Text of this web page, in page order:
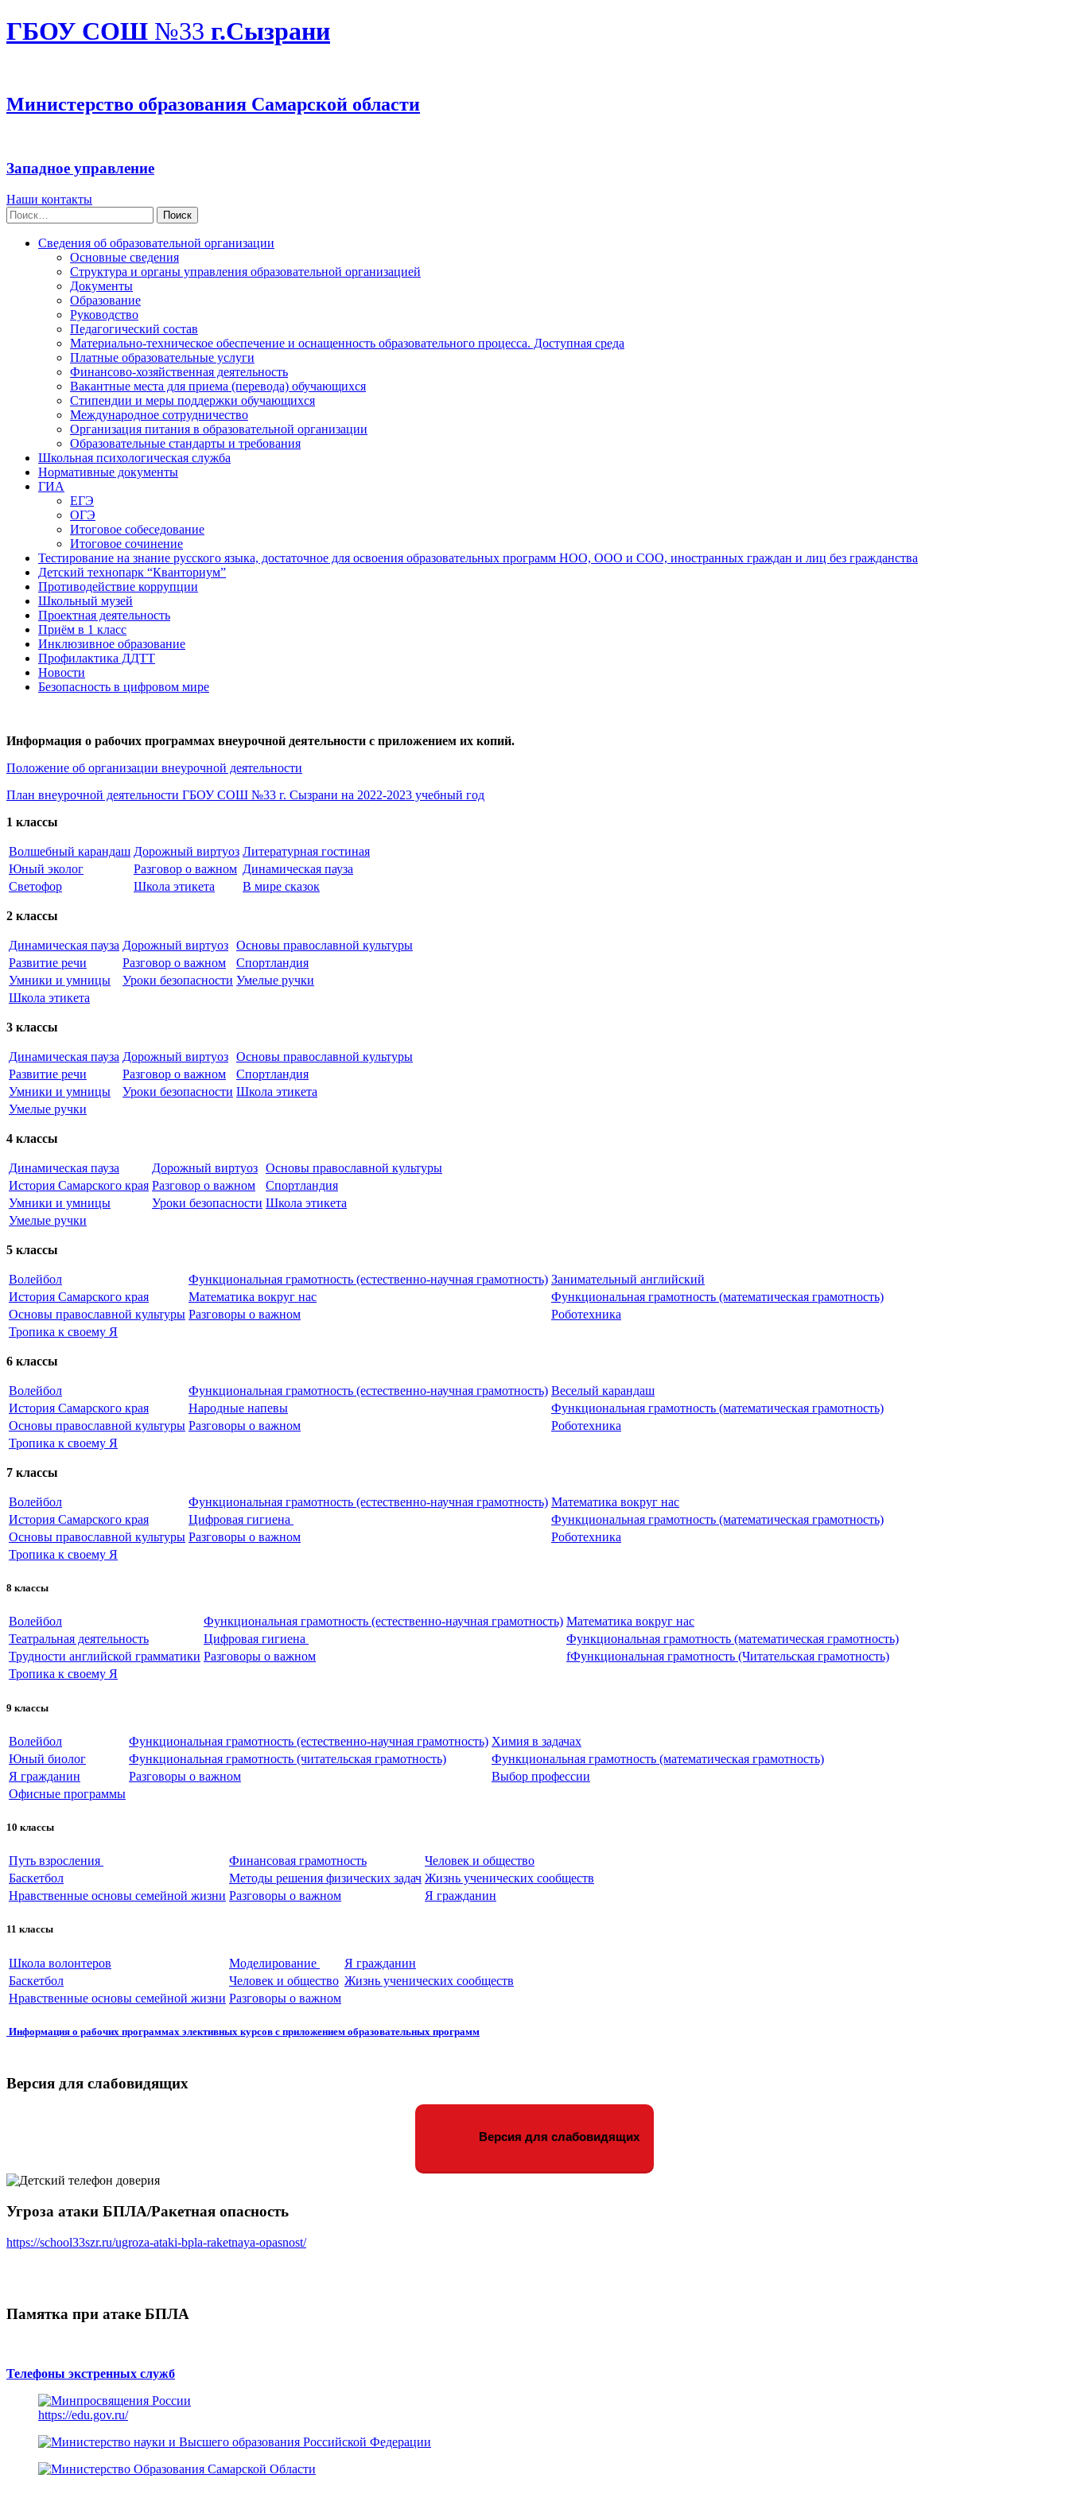
ГБОУ СОШ №33 г.Сызрани
Министерство образования Самарской области
Западное управление
Наши контакты
Найти:
Сведения об образовательной организации
Основные сведения
Структура и органы управления образовательной организацией
Документы
Образование
Руководство
Педагогический состав
Материально-техническое обеспечение и оснащенность образовательного процесса. Доступная среда
Платные образовательные услуги
Финансово-хозяйственная деятельность
Вакантные места для приема (перевода) обучающихся
Стипендии и меры поддержки обучающихся
Международное сотрудничество
Организация питания в образовательной организации
Образовательные стандарты и требования
Школьная психологическая служба
Нормативные документы
ГИА
ЕГЭ
ОГЭ
Итоговое собеседование
Итоговое сочинение
Тестирование на знание русского языка, достаточное для освоения образовательных программ НОО, ООО и СОО, иностранных граждан и лиц без гражданства
Детский технопарк “Кванториум”
Противодействие коррупции
Школьный музей
Проектная деятельность
Приём в 1 класс
Инклюзивное образование
Профилактика ДДТТ
Новости
Безопасность в цифровом мире
Информация о рабочих программах внеурочной деятельности с приложением их копий.
Положение об организации внеурочной деятельности
План внеурочной деятельности ГБОУ СОШ №33 г. Сызрани на 2022-2023 учебный год
1 классы
Волшебный карандаш Дорожный виртуоз Литературная гостиная
Юный эколог
Разговор о важном Динамическая пауза
Светофор
Школа этикета В мире сказок
2 классы
Динамическая пауза Дорожный виртуоз Основы православной культуры
Развитие речи
Разговор о важном
Спортландия
Умники и умницы
Уроки безопасности Умелые ручки
Школа этикета
3 классы
Динамическая пауза Дорожный виртуоз Основы православной культуры
Развитие речи
Разговор о важном
Спортландия
Умники и умницы
Уроки безопасности Школа этикета
Умелые ручки
4 классы
Динамическая пауза Дорожный виртуоз Основы православной культуры
История Самарского края Разговор о важном
Спортландия
Умники и умницы
Уроки безопасности Школа этикета
Умелые ручки
5 классы
Волейбол Функциональная грамотность (естественно-научная грамотность) Занимательный английский
История Самарского края
Математика вокруг нас
Функциональная грамотность (математическая грамотность)
Основы православной культуры Разговоры о важном
Роботехника
Тропика к своему Я
6 классы
Волейбол Функциональная грамотность (естественно-научная грамотность) Веселый карандаш
История Самарского края
Народные напевы
Функциональная грамотность (математическая грамотность)
Основы православной культуры Разговоры о важном
Роботехника
Тропика к своему Я
7 классы
Волейбол Функциональная грамотность (естественно-научная грамотность) Математика вокруг нас
История Самарского края
Цифровая гигиена
Функциональная грамотность (математическая грамотность)
Основы православной культуры Разговоры о важном
Роботехника
Тропика к своему Я
8 классы
Волейбол Функциональная грамотность (естественно-научная грамотность) Математика вокруг нас
Театральная деятельность
Цифровая гигиена
Функциональная грамотность (математическая грамотность)
Трудности английской грамматики Разговоры о важном
fФункциональная грамотность (Читательская грамотность)
Тропика к своему Я
9 классы
Волейбол Функциональная грамотность (естественно-научная грамотность) Химия в задачах
Юный биолог
Функциональная грамотность (читательская грамотность)
Функциональная грамотность (математическая грамотность)
Я гражданин
Разговоры о важном
Выбор профессии
Офисные программы
10 классы
Путь взросления Финансовая грамотность
Человек и общество
Баскетбол
Методы решения физических задач Жизнь ученических сообществ
Нравственные основы семейной жизни Разговоры о важном Я гражданин
11 классы
Школа волонтеров Моделирование
Я гражданин
Баскетбол
Человек и общество Жизнь ученических сообществ
Нравственные основы семейной жизни Разговоры о важном
Информация о рабочих программах элективных курсов с приложением образовательных программ
Версия для слабовидящих
Версия для слабовидящих
Угроза атаки БПЛА/Ракетная опасность
https://school33szr.ru/ugroza-ataki-bpla-raketnaya-opasnost/
Памятка при атаке БПЛА
Телефоны экстренных служб
https://edu.gov.ru/